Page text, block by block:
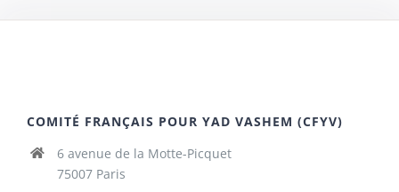
COMITÉ FRANÇAIS POUR YAD VASHEM (CFYV)
6 avenue de la Motte-Picquet
75007 Paris